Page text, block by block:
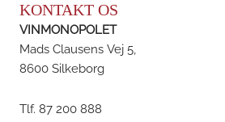
KONTAKT OS
VINMONOPOLET
Mads Clausens Vej 5,
8600 Silkeborg
Tlf. 87 200 888